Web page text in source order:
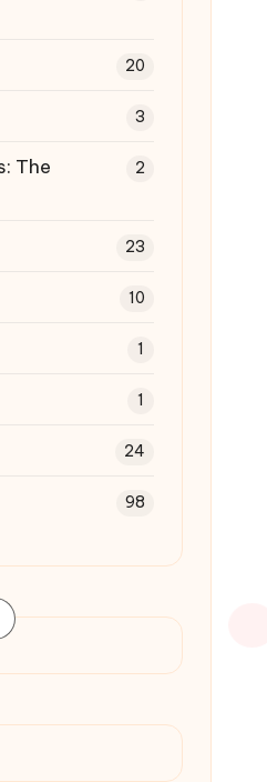
20
3
The
2
23
10
1
1
24
98